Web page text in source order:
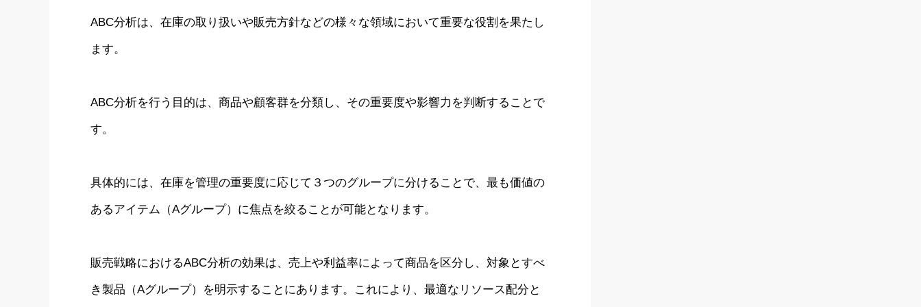
ABC分析は、在庫の取り扱いや販売方針などの様々な領域において重要な役割を果たし
ます。
ABC分析を行う目的は、商品や顧客群を分類し、その重要度や影響力を判断することで
す。
具体的には、在庫を管理の重要度に応じて３つのグループに分けることで、最も価値の
あるアイテム（Aグループ）に焦点を絞ることが可能となります。
販売戦略におけるABC分析の効果は、売上や利益率によって商品を区分し、対象とすべ
き製品（Aグループ）を明示することにあります。これにより、最適なリソース配分と